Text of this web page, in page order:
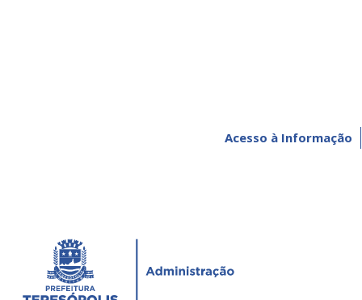
Acesso à Informação